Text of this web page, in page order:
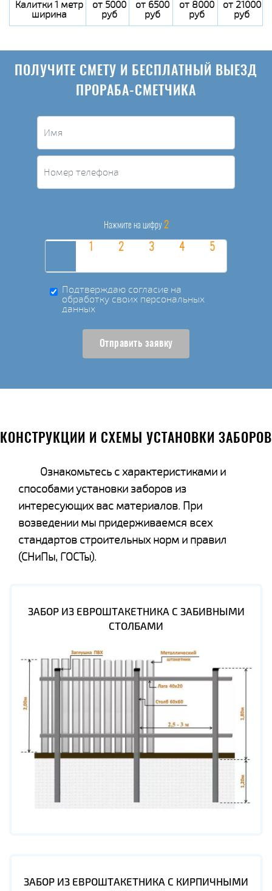
Калитки 1 метр
ширина
от 5000
руб
от 6500
руб
от 8000
руб
от 21000
руб
ПОЛУЧИТЕ СМЕТУ И БЕСПЛАТНЫЙ ВЫЕЗД
ПРОРАБА-СМЕТЧИКА
Нажмите на цифру 2
Подтверждаю согласие на
обработку своих персональных
данных
Отправить заявку
КОНСТРУКЦИИ И СХЕМЫ УСТАНОВКИ ЗАБОРОВ
Ознакомьтесь с характеристиками и
способами установки заборов из
интересующих вас материалов. При
возведении мы придерживаемся всех
стандартов строительных норм и правил
(СНиПы, ГОСТы).
ЗАБОР ИЗ ЕВРОШТАКЕТНИКА С ЗАБИВНЫМИ
СТОЛБАМИ
ЗАБОР ИЗ ЕВРОШТАКЕТНИКА С КИРПИЧНЫМИ